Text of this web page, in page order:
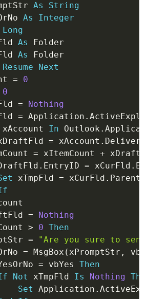
As
String
As
Integer
Long
As
As
Resume
Next
=
0
0
=
Nothing
= Application .
xAccount In Outlook .
= xAccount .
= xItemCount +
. EntryID = xCurFld .
xTmpFld = xCurFld . Parent
=
Nothing
> 0 Then
=
"Are you sure to
= MsgBox ( xPromptStr ,
= vbYes Then
Not xTmpFld Is Nothing
Set Application .